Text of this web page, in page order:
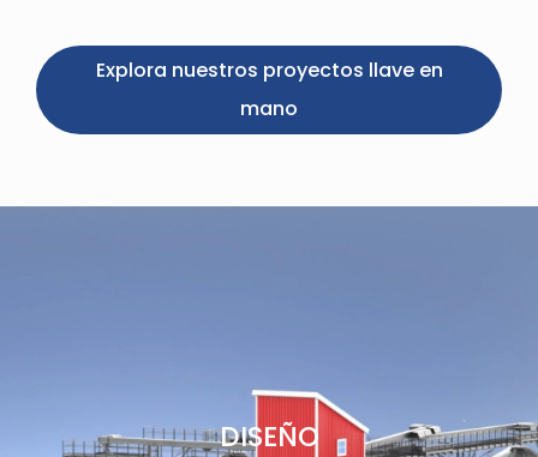
Explora nuestros proyectos llave en
mano
DISEÑO